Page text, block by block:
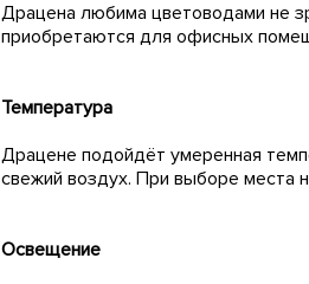
Драцена любима цветоводами не
приобретаются для офисных
Температура
Драцене подойдёт умеренная
свежий воздух. При выборе места
Освещение